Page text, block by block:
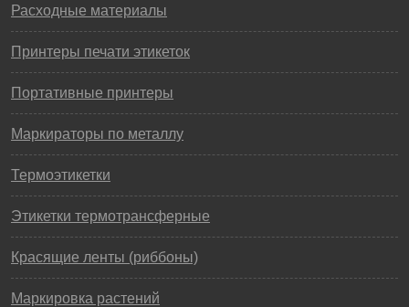
Расходные материалы
Принтеры печати этикеток
Портативные принтеры
Маркираторы по металлу
Термоэтикетки
Этикетки термотрансферные
Красящие ленты (риббоны)
Маркировка растений